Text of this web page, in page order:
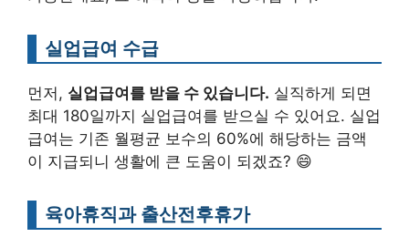
실업급여 수급
먼저, 실업급여를 받을 수 있습니다. 실직하게 되면
최대 180일까지 실업급여를 받으실 수 있어요. 실업
급여는 기존 월평균 보수의 60%에 해당하는 금액
이 지급되니 생활에 큰 도움이 되겠죠? 😄
육아휴직과 출산전후휴가